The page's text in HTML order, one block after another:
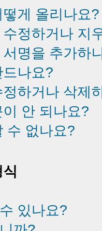
게 올리나요?
정하거나 지
명을 추가하
나요?
하거나 삭제
안 되나요?
수 없나요?
있나요?